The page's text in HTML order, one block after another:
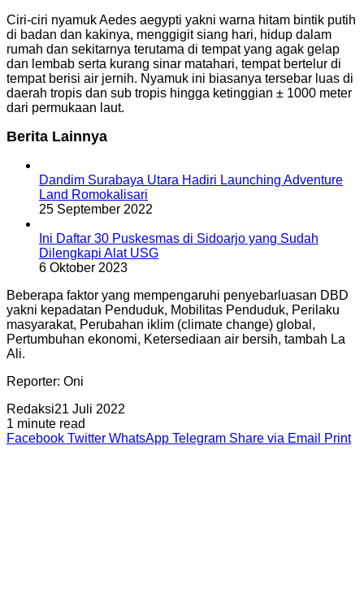
Ciri-ciri nyamuk Aedes aegypti yakni warna hitam bintik putih
di badan dan kakinya, menggigit siang hari, hidup dalam
rumah dan sekitarnya terutama di tempat yang agak gelap
dan lembab serta kurang sinar matahari, tempat bertelur di
tempat berisi air jernih. Nyamuk ini biasanya tersebar luas di
daerah tropis dan sub tropis hingga ketinggian ± 1000 meter
dari permukaan laut.
Berita Lainnya
Dandim Surabaya Utara Hadiri Launching Adventure
Land Romokalisari
25 September 2022
Ini Daftar 30 Puskesmas di Sidoarjo yang Sudah
Dilengkapi Alat USG
6 Oktober 2023
Beberapa faktor yang mempengaruhi penyebarluasan DBD
yakni kepadatan Penduduk, Mobilitas Penduduk, Perilaku
masyarakat, Perubahan iklim (climate change) global,
Pertumbuhan ekonomi, Ketersediaan air bersih, tambah La
Ali.
Reporter: Oni
Redaksi21 Juli 2022
1 minute read
Facebook Twitter WhatsApp Telegram Share via Email Print